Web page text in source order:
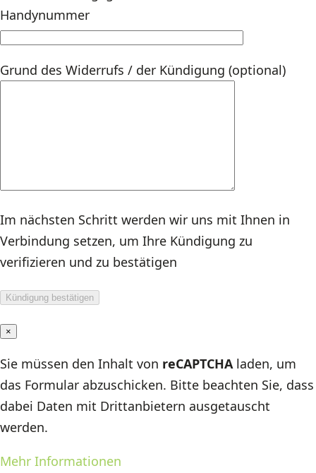
Handynummer
Grund des Widerrufs / der Kündigung (optional)
Im nächsten Schritt werden wir uns mit Ihnen in
Verbindung setzen, um Ihre Kündigung zu
verifizieren und zu bestätigen
×
Sie müssen den Inhalt von reCAPTCHAladen, um
das Formular abzuschicken. Bitte beachten Sie, dass
dabei Daten mit Drittanbietern ausgetauscht
werden.
Mehr Informationen